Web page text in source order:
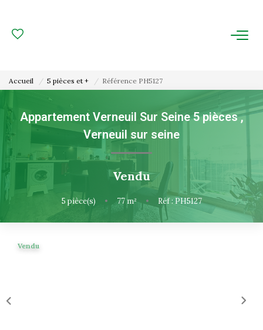
FAIRE GÉRER
Gestion Locative
Gestion De Copropriété
NOUS CONNAITRE
Accueil 5 pièces et + Référence PH5127
Appartement Verneuil Sur Seine 5 pièces,
Verneuil sur seine
Vendu
5 pièce(s) • 77m² • Réf : PH5127
Vendu